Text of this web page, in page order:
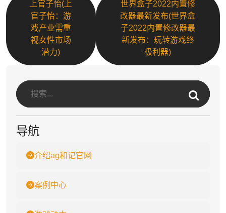
上官子怡(上
官子怡：游
戏产业需重
视女性市场
潜力)
世界盒子2022内置修
改器最新发布(世界盒
子2022内置修改器最
新发布：玩转游戏终
极利器)
导航
介绍ag和记官网
案例中心